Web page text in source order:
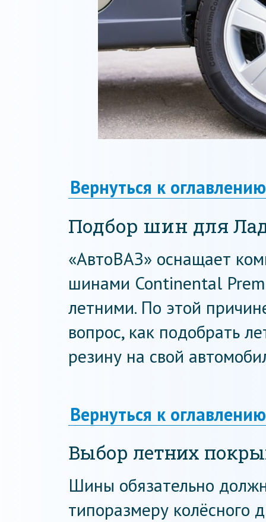
Вернуться к оглавлению
Подбор шин для
«АвтоВАЗ» оснащает
шинами Continental
летними. По этой
вопрос, как подобрать
резину на свой
Вернуться к оглавлению
Выбор летних
Шины обязательно
типоразмеру колёсного